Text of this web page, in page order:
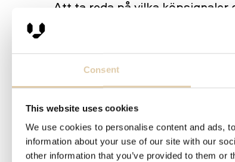
Consent
This website uses cookies
We use cookies to personalise content and ads,
information about your use of our site with our
other information that you’ve provided to them
Att ta reda på vilka
kunders organisation ser ut
är mer troligt att köpa av dig än
Börja med att titta närmare på